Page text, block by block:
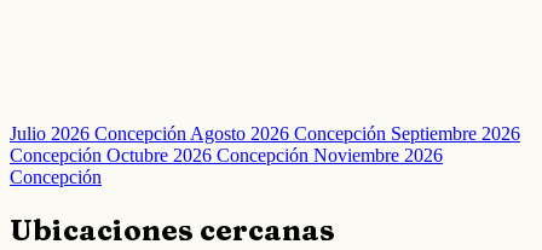
Julio 2026 Concepción Agosto 2026 Concepción Septiembre 2026
Concepción Octubre 2026 Concepción Noviembre 2026
Concepción
Ubicaciones cercanas